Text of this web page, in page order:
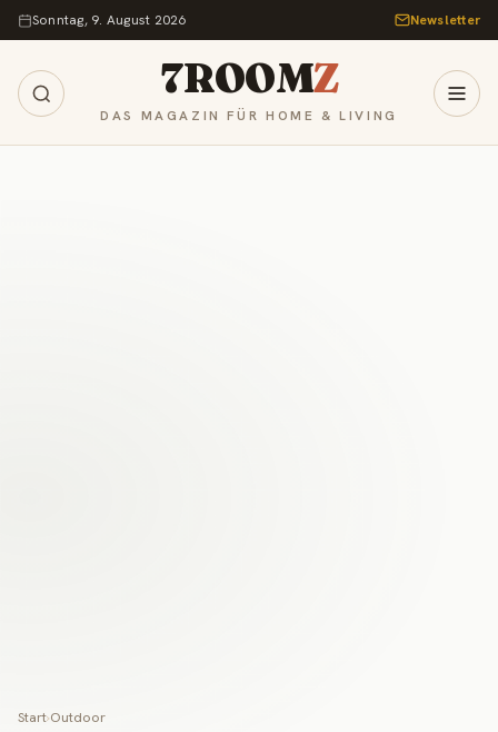
Zum Inhalt springen
Sonntag, 9. August 2026 Newsletter
7ROOMZ
DAS MAGAZIN FÜR HOME & LIVING
Start›Outdoor